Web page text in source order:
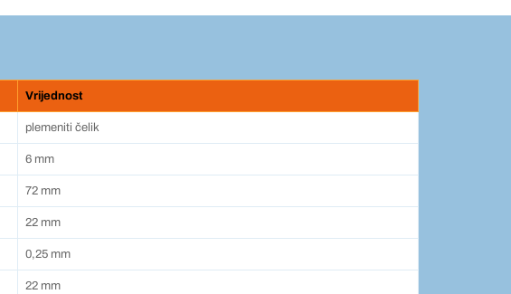
Vrijednost
plemeniti čelik
6 mm
72 mm
22 mm
0,25 mm
22 mm